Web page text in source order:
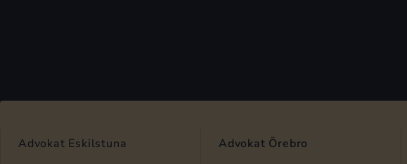
Advokat Eskilstuna
Advokat Örebro